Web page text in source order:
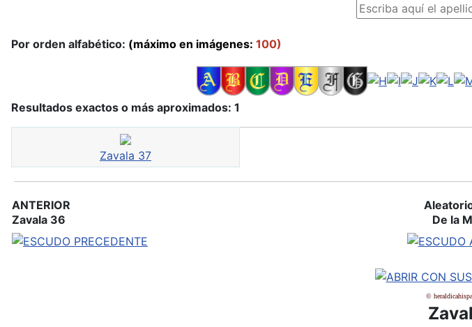
Por orden alfabético: (máximo en imágenes: 100)
Resultados exactos o más aproximados: 1
Zavala 37
ANTERIOR
Zavala 36
De la
©